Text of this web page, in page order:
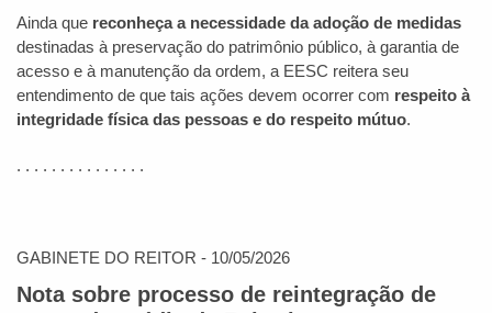
Ainda que reconheça a necessidade da adoção de medidas
destinadas à preservação do patrimônio público, à garantia de
acesso e à manutenção da ordem, a EESC reitera seu
entendimento de que tais ações devem ocorrer com respeito à
integridade física das pessoas e do respeito mútuo.
. . . . . . . . . . . . . . .
GABINETE DO REITOR - 10/05/2026
Nota sobre processo de reintegração de